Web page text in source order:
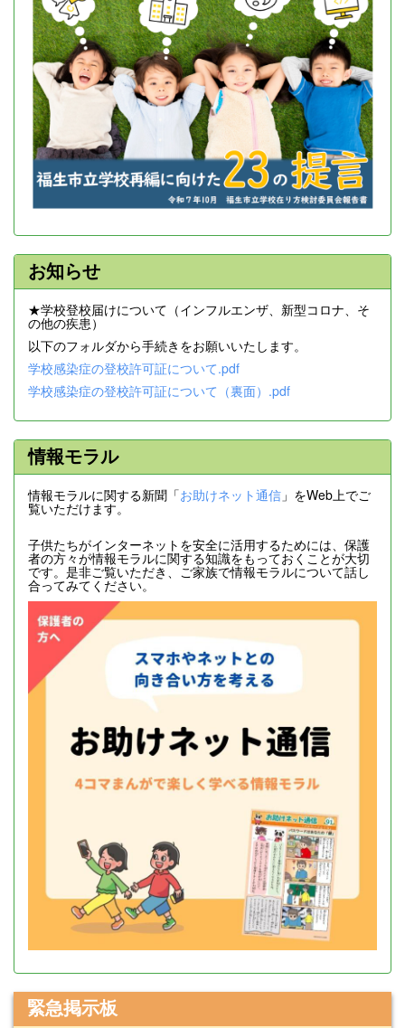
お知らせ
★学校登校届けについて（インフルエンザ、新型コロナ、そ
の他の疾患）
以下のフォルダから手続きをお願いいたします。
学校感染症の登校許可証について.pdf
学校感染症の登校許可証について（裏面）.pdf
情報モラル
情報モラルに関する新聞「お助けネット通信 」をWeb上でご
覧いただけます。
子供たちがインターネットを安全に活用するためには、保護
者の方々が情報モラルに関する知識をもっておくことが大切
です。是非ご覧いただき、ご家族で情報モラルについて話し
合ってみてください。
緊急掲示板